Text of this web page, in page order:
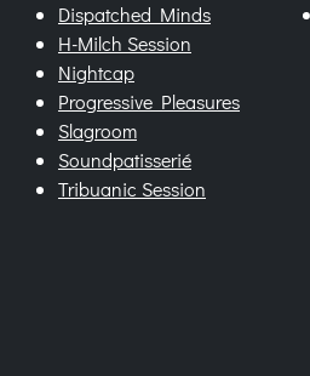
Dispatched Minds
H-Milch Session
Nightcap
Progressive Pleasures
Slagroom
Soundpatisserié
Tribuanic Session